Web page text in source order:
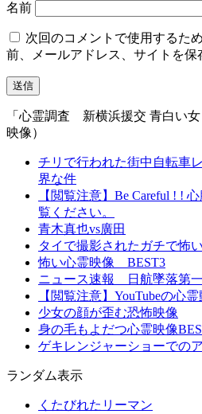
名前
次回のコメントで使用するた
前、メールアドレス、サイトを保
「心霊調査 新横浜援交 青白い
映像）
チリで行われた街中自転車
界な件
【閲覧注意】Be Careful ! !
覧ください。
青木真也vs廣田
タイで撮影されたガチで怖
怖い心霊映像 BEST3
ニュース速報 日航墜落第
【閲覧注意】YouTubeの心
少女の顔が歪む恐怖映像
身の毛もよだつ心霊映像
ゲキレンジャーショーでの
ランダム表示
くたびれたリーマン